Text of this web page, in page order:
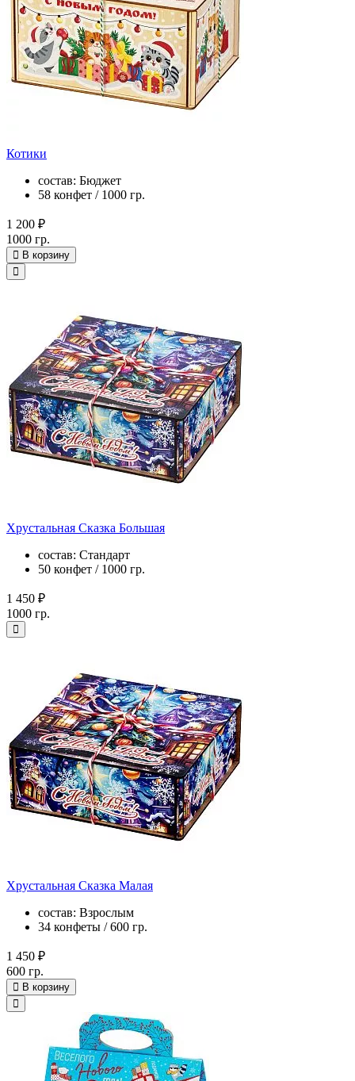
Котики
состав: Бюджет
58 конфет / 1000 гр.
1 200 ₽
1000 гр.
В корзину
Хрустальная Сказка Большая
состав: Стандарт
50 конфет / 1000 гр.
1 450 ₽
1000 гр.
Хрустальная Сказка Малая
состав: Взрослым
34 конфеты / 600 гр.
1 450 ₽
600 гр.
В корзину